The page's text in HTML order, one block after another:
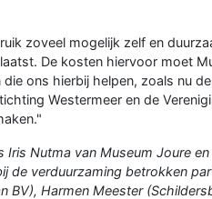
zoveel mogelijk zelf en
De kosten hiervoor moet
ons hierbij helpen, zoals nu
Westermeer en de
Iris Nutma van Museum Joure
de verduurzaming betrokken
BV), Harmen Meester